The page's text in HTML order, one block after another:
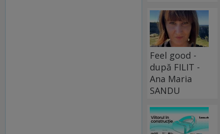
Feel good -
după FILIT -
Ana Maria
SANDU